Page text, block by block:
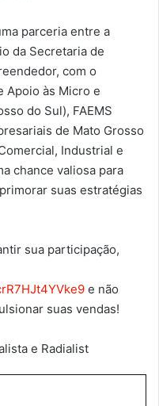
parceria entre a
da Secretaria de
com o
Apoio às Micro e
do Sul), FAEMS
de Mato Grosso
Industrial e
chance valiosa para
suas estratégias
sua participação,
e não
suas vendas!
e Radialist